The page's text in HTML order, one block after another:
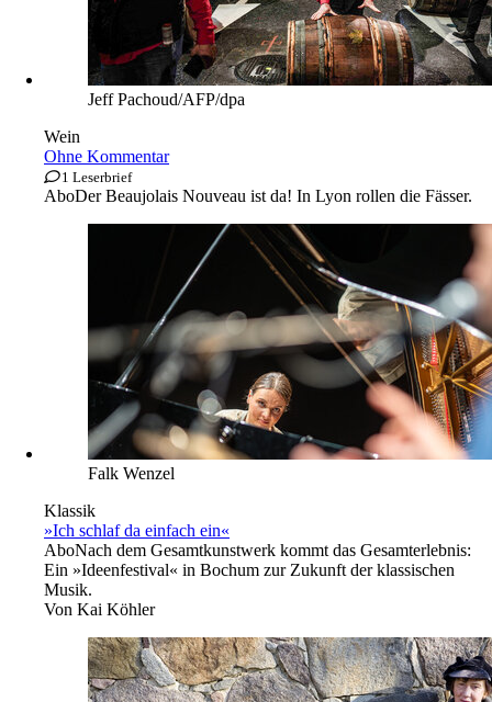
Jeff Pachoud/AFP/dpa
Wein
Ohne Kommentar
1 Leserbrief
AboDer Beaujolais Nouveau ist da! In Lyon rollen die Fässer.
Falk Wenzel
Klassik
»Ich schlaf da einfach ein«
AboNach dem Gesamtkunstwerk kommt das Gesamterlebnis:
Ein »Ideenfestival« in Bochum zur Zukunft der klassischen
Musik.
Von Kai Köhler